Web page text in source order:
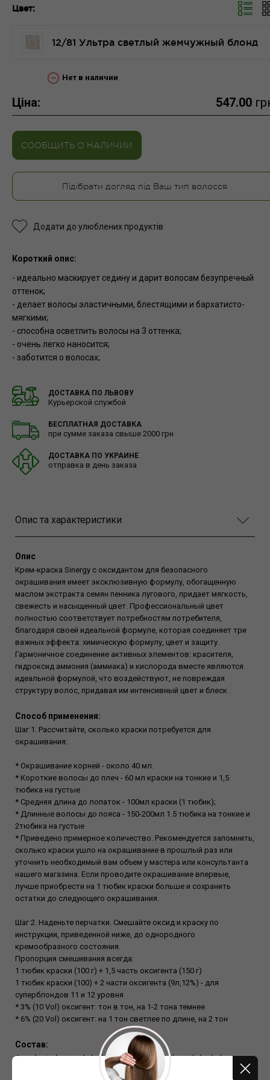
Цвет:
12/81 Ультра светлый жемчужный блонд
Нет в наличии
Ціна: 547.00
СООБЩИТЬ О НАЛИЧИИ
Підібрати догляд під Ваш тип волосся
Додати до улюблених продуктів
Короткий опис:
- идеально маскирует седину и дарит волосам безупречный
оттенок;
- делает волосы эластичными, блестящими и бархатисто-
мягкими;
- способна осветлить волосы на 3 оттенка;
- очень легко наносится;
- заботится о волосах;
ДОСТАВКА ПО ЛЬВОВУ
Курьерской службой
БЕСПЛАТНАЯ ДОСТАВКА
при сумме заказа свыше 2000 грн
ДОСТАВКА ПО УКРАИНЕ
отправка в день заказа
Опис та характеристики
Опис
Крем-краска Sinergy с оксидантом для безопасного
окрашивания имеет эксклюзивную формулу, обогащенную
маслом экстракта семян пенника лугового, придает мягкость,
свежесть и насыщенный цвет. Профессиональный цвет
полностью соответствует потребностям потребителя,
благодаря своей идеальной формуле, которая соединяет три
важных эффекта: химическую формулу, цвет и защиту.
Гармоничное соединение активных элементов: красителя,
гидроксид аммония (аммиака) и кислорода вместе являются
идеальной формулой, что воздействуют, не повреждая
структуру волос, придавая им интенсивный цвет и блеск .
Способ применения:
Шаг 1. Рассчитайте, сколько краски потребуется для
окрашивания:
* Окрашивание корней - около 40 мл.
* Короткие волосы до плеч - 60 мл краски на тонкие и 1,5
тюбика на густые
* Средняя длина до лопаток - 100мл краски (1 тюбик);
* Длинные волосы до пояса - 150-200мл 1.5 тюбика на тонкие и
2тюбика на густые
* Приведено примерное количество. Рекомендуется запомнить,
сколько краски ушло на окрашивание в прошлый раз или
уточнить необходимый вам объем у мастера или консультанта
нашего магазина. Если проводите окрашивание впервые,
лучше приобрести на 1 тюбик краски больше и сохранить
остатки до следующего окрашивания.
Шаг 2. Наденьте перчатки. Смешайте оксид и краску по
инструкции, приведенной ниже, до однородного
кремообразного состояния.
Пропорция смешивания всегда:
1 тюбик краски (100 г) + 1,5 часть оксигента (150 г)
1 тюбик краски (100) + 2 части оксигента (9л,12%) - для
суперблондов 11 и 12 уровня
* 3% (10 Vol) оксигент: тон в тон, на 1-2 тона темнее
* 6% (20 Vol) оксигент: на 1 тон светлее по длине, на 2 тон
Состав:
Aqua(water), stearyl alcohol, propylene glycol, cetyl alcohol,
ceteareth-25, cocamide mea, ammonia, ceteth-2, polyquaternium-6,